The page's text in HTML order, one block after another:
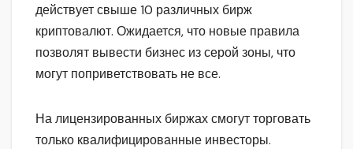
действует свыше 10 различных бирж
криптовалют. Ожидается, что новые правила
позволят вывести бизнес из серой зоны, что
могут поприветствовать не все.
На лицензированных биржах смогут торговать
только квалифицированные инвесторы.